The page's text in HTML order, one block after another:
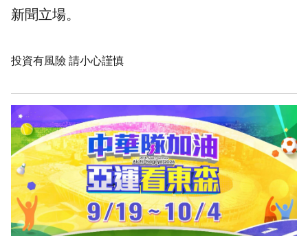
新聞立場。
投資有風險 請小心謹慎